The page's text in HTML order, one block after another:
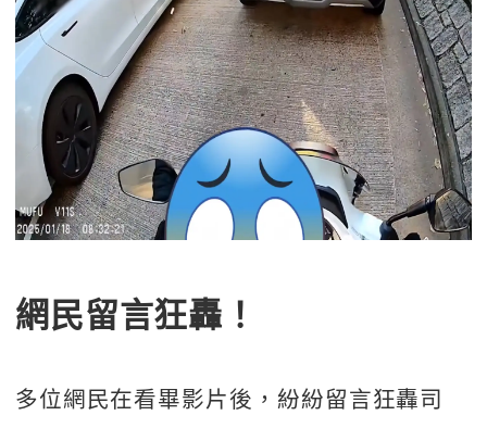
網民留言狂轟！
多位網民在看畢影片後，紛紛留言狂轟司